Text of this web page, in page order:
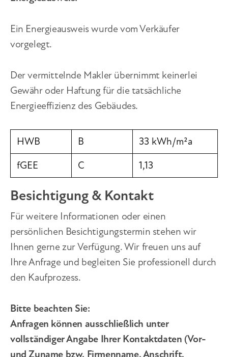
Ein Energieausweis wurde vom Verkäufer
vorgelegt.
Der vermittelnde Makler übernimmt keinerlei
Gewähr oder Haftung für die tatsächliche
Energieeffizienz des Gebäudes.
HWB B
33 kWh/m²a
fGEE
C 1,13
Besichtigung & Kontakt
Für weitere Informationen oder einen
persönlichen Besichtigungstermin stehen wir
Ihnen gerne zur Verfügung. Wir freuen uns auf
Ihre Anfrage und begleiten Sie professionell durch
den Kaufprozess.
Bitte beachten Sie:
Anfragen können ausschließlich unter
vollständiger Angabe Ihrer Kontaktdaten (Vor-
und Zuname bzw. Firmenname, Anschrift,